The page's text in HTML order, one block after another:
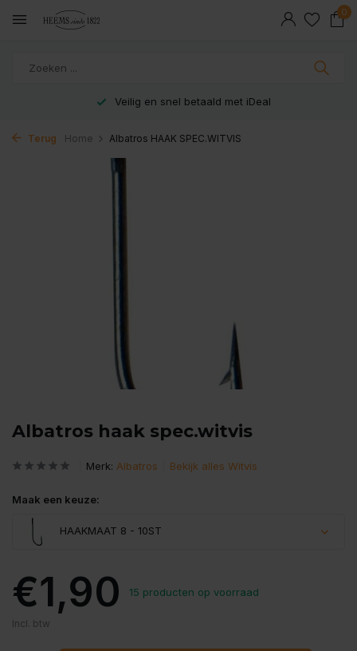
0
Veilig en snel betaald met iDeal
Terug Home Albatros HAAK SPEC.WITVIS
Albatros haak spec.witvis
Merk: Albatros Bekijk alles Witvis
Maak een keuze:
HAAKMAAT 8 - 10ST
€1,90 15 producten op voorraad
Incl. btw